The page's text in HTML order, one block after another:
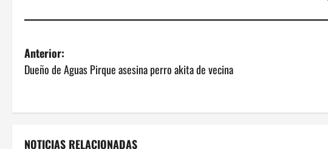
N
a
v
e
Anterior:
Dueño de Aguas Pirque asesina perro akita de vecina
NOTICIAS RELACIONADAS